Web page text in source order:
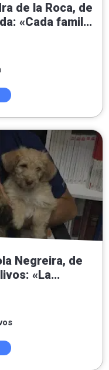
de la Roca, de
«Cada familia
a medida»
Negreira, de
«La
del